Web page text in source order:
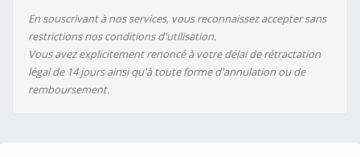
En souscrivant à nos services, vous reconnaissez accepter sans
restrictions nos conditions d'utilisation.
Vous avez explicitement renoncé à votre délai de rétractation
légal de 14 jours ainsi qu'à toute forme d'annulation ou de
remboursement.